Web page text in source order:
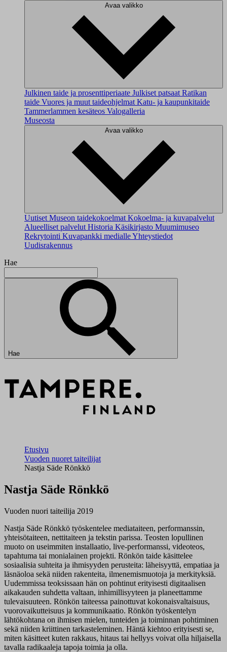
Avaa valikko
Julkinen taide ja prosenttiperiaate Julkiset patsaat Ratikan
taide Vuores ja muut taideohjelmat Katu- ja kaupunkitaide
Tammerlammen kesäteos Valogalleria
Museosta
Avaa valikko
Uutiset Museon taidekokoelmat Kokoelma- ja kuvapalvelut
Alueelliset palvelut Historia Käsikirjasto Muumimuseo
Rekrytointi Kuvapankki medialleYhteystiedot
Uudisrakennus
Hae
Hae
Etusivu
Vuoden nuoret taiteilijat
Nastja Säde Rönkkö
Nastja Säde Rönkkö
Vuoden nuori taiteilija 2019
Nastja Säde Rönkkö työskentelee mediataiteen, performanssin,
yhteisötaiteen, nettitaiteen ja tekstin parissa. Teosten lopullinen
muoto on useimmiten installaatio, live-performanssi, videoteos,
tapahtuma tai monialainen projekti. Rönkön taide käsittelee
sosiaalisia suhteita ja ihmisyyden perusteita: läheisyyttä, empatiaa ja
läsnäoloa sekä niiden rakenteita, ilmenemismuotoja ja merkityksiä.
Uudemmissa teoksissaan hän on pohtinut erityisesti digitaalisen
aikakauden suhdetta valtaan, inhimillisyyteen ja planeettamme
tulevaisuuteen. Rönkön taiteessa painottuvat kokonaisvaltaisuus,
vuorovaikutteisuus ja kommunikaatio. Rönkön työskentelyn
lähtökohtana on ihmisen mielen, tunteiden ja toiminnan pohtiminen
sekä niiden kriittinen tarkasteleminen. Häntä kiehtoo erityisesti se,
miten käsitteet kuten rakkaus, hitaus tai hellyys voivat olla hiljaisella
tavalla radikaaleja tapoja toimia ja olla.